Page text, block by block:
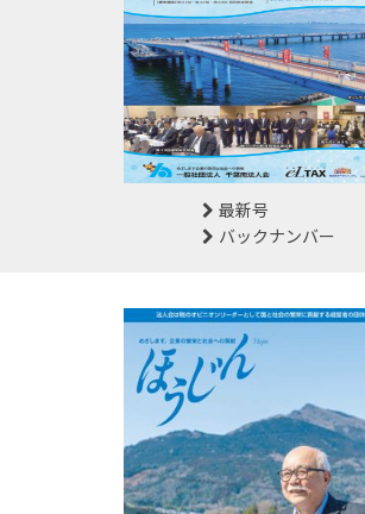
最新号
バックナンバー